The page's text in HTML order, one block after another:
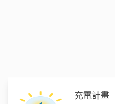
充電計畫